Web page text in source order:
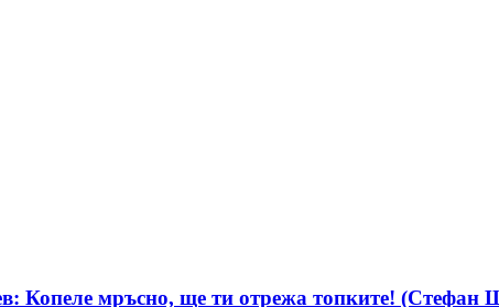
Копеле мръсно, ще ти отрежа топките!